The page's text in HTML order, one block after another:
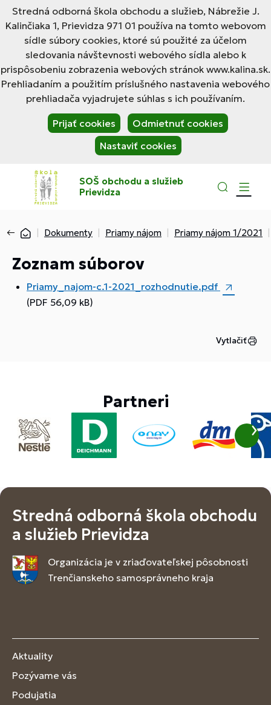
Stredná odborná škola obchodu a služieb, Nábrežie J.
Kalinčiaka 1, Prievidza 971 01 používa na tomto webovom
sídle súbory cookies, ktoré sú použité za účelom
sledovania návštevnosti webového sídla alebo k
prispôsobeniu zobrazenia webových stránok www.kalina.sk.
Prehliadaním a použitím príslušného nastavenia webového
prehliadača vyjadrujete súhlas s ich používaním.
Prijať cookies
Odmietnuť cookies
Nastaviť cookies
SOŠ obchodu a služieb
Prievidza
Dokumenty Priamy nájom Priamy nájom 1/2021
Zoznam súborov
Priamy_najom-c.1-2021_rozhodnutie.pdf
(PDF 56,09 kB)
Vytlačiť
Partneri
Stredná odborná škola obchodu
a služieb Prievidza
Organizácia je v zriaďovateľskej pôsobnosti
Trenčianskeho samosprávneho kraja
Aktuality
Pozývame vás
Podujatia